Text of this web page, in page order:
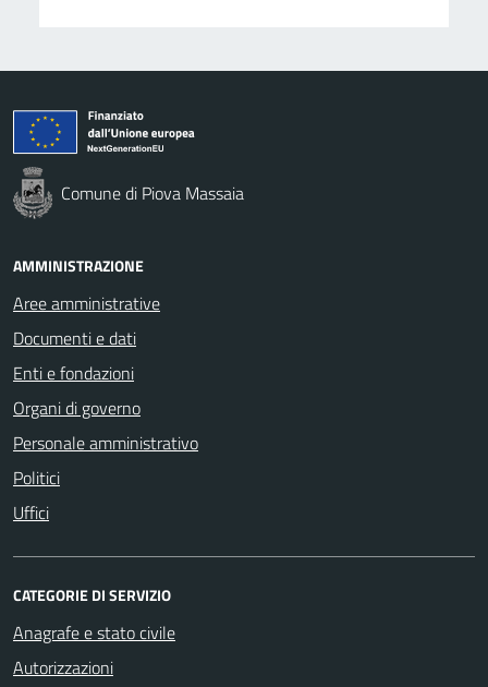
Comune di Piova Massaia
AMMINISTRAZIONE
Aree amministrative
Documenti e dati
Enti e fondazioni
Organi di governo
Personale amministrativo
Politici
Uffici
CATEGORIE DI SERVIZIO
Anagrafe e stato civile
Autorizzazioni